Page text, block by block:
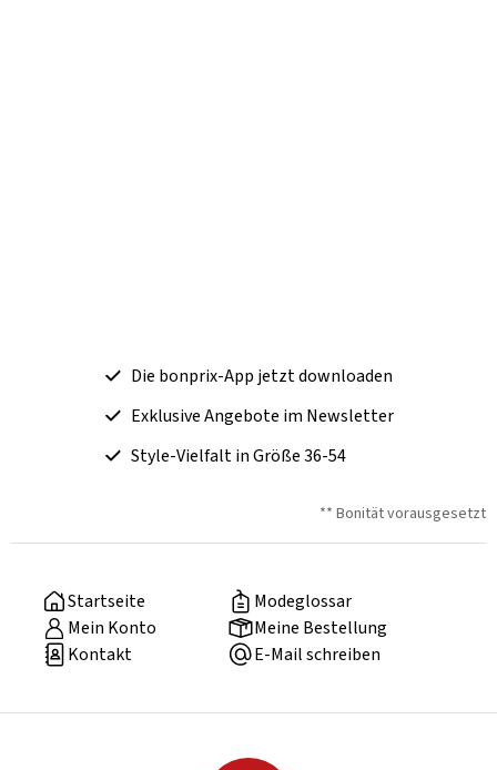
Die bonprix-App jetzt downloaden
Exklusive Angebote im Newsletter
Style-Vielfalt in Größe 36-54
** Bonität vorausgesetzt
Startseite
Modeglossar
Mein Konto
Meine Bestellung
Kontakt
E-Mail schreiben